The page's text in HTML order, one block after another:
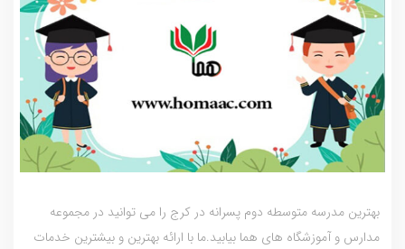
بهترین مدرسه متوسطه دوم پسرانه در کرج را می توانید در مجموعه
مدارس و آموزشگاه های هما بیابید.ما با ارائه بهترین و بیشترین خدمات